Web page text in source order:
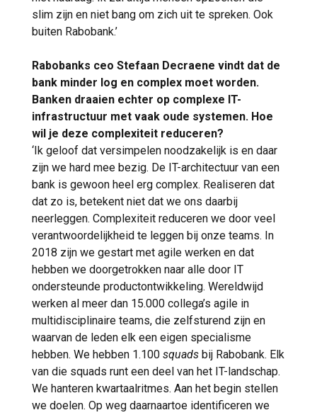
slim zijn en niet bang om zich uit te spreken. Ook
buiten Rabobank.’
Rabobanks ceo Stefaan Decraene vindt dat de
bank minder log en complex moet worden.
Banken draaien echter op complexe IT-
infrastructuur met vaak oude systemen. Hoe
wil je deze complexiteit reduceren?
‘Ik geloof dat versimpelen noodzakelijk is en daar
zijn we hard mee bezig. De IT-architectuur van een
bank is gewoon heel erg complex. Realiseren dat
dat zo is, betekent niet dat we ons daarbij
neerleggen. Complexiteit reduceren we door veel
verantwoordelijkheid te leggen bij onze teams. In
2018 zijn we gestart met agile werken en dat
hebben we doorgetrokken naar alle door IT
ondersteunde productontwikkeling. Wereldwijd
werken al meer dan 15.000 collega’s agile in
multidisciplinaire teams, die zelfsturend zijn en
waarvan de leden elk een eigen specialisme
hebben. We hebben 1.100 squads bij Rabobank. Elk
van die squads runt een deel van het IT-landschap.
We hanteren kwartaalritmes. Aan het begin stellen
we doelen. Op weg daarnaartoe identificeren we